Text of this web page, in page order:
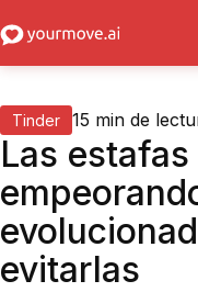
Las
evitarlas
Tinder 15 min de